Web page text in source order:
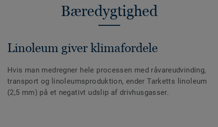
Bæredygtighed
Linoleum giver klimafordele
Hvis man medregner hele processen med råvareudvinding,
transport og linoleumsproduktion, ender Tarketts linoleum
(2,5 mm) på et negativt udslip af drivhusgasser.